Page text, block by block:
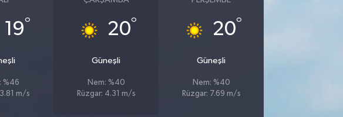
19°
%46
m/s
20°
Güneşli
Nem: %40
Rüzgar: 4.31 m/s
20°
Güneşli
Nem: %40
Rüzgar: 7.69 m/s